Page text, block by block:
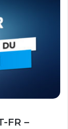
FR –